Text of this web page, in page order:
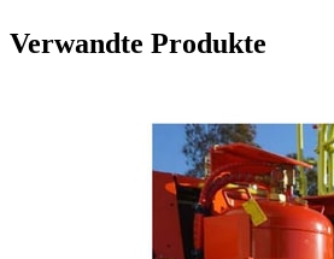
Verwandte Produkte